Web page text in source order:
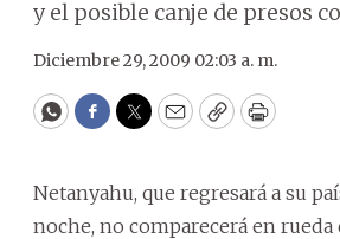
y el posible canje de presos
Diciembre 29, 2009 02:03 a. m.
WhatsApp
Facebook
Twitter
EmailCopyPrint
Netanyahu, que regresará a su
noche, no comparecerá en